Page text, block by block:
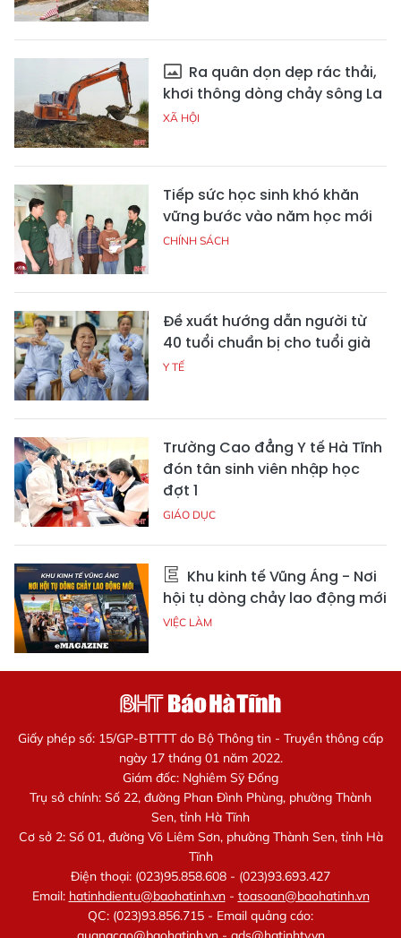
Ra quân dọn dẹp rác thải,
khơi thông dòng chảy sông La
XÃ HỘI
Tiếp sức học sinh khó khăn
vững bước vào năm học mới
CHÍNH SÁCH
Đề xuất hướng dẫn người từ
40 tuổi chuẩn bị cho tuổi già
Y TẾ
Trường Cao đẳng Y tế Hà Tĩnh
đón tân sinh viên nhập học
đợt 1
GIÁO DỤC
Khu kinh tế Vũng Áng - Nơi
hội tụ dòng chảy lao động mới
VIỆC LÀM
Giấy phép số: 15/GP-BTTTT do Bộ Thông tin - Truyền thông cấp
ngày 17 tháng 01 năm 2022.
Giám đốc: Nghiêm Sỹ Đống
Trụ sở chính: Số 22, đường Phan Đình Phùng, phường Thành
Sen, tỉnh Hà Tĩnh
Cơ sở 2: Số 01, đường Võ Liêm Sơn, phường Thành Sen, tỉnh Hà
Tĩnh
Điện thoại: (023)95.858.608 - (023)93.693.427
Email: hatinhdientu@baohatinh.vn- toasoan@baohatinh.vn
QC: (023)93.856.715 - Email quảng cáo: